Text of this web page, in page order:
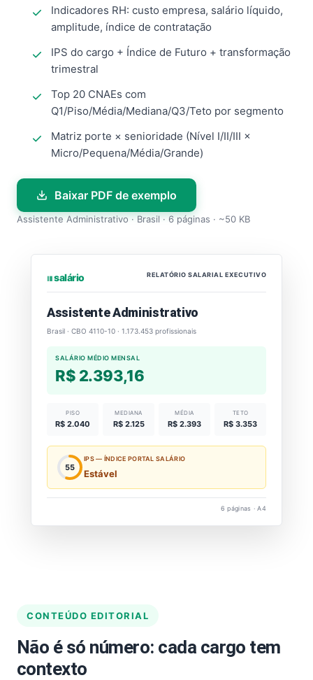
Indicadores RH: custo empresa, salário líquido,
amplitude, índice de contratação
IPS do cargo + Índice de Futuro + transformação
trimestral
Top 20 CNAEs com
Q1/Piso/Média/Mediana/Q3/Teto por segmento
Matriz porte × senioridade (Nível I/II/III ×
Micro/Pequena/Média/Grande)
Baixar PDF de exemplo
Assistente Administrativo · Brasil · 6 páginas · ~50 KB
⏐⏐⏐ salário RELATÓRIO SALARIAL EXECUTIVO
Assistente Administrativo
Brasil · CBO 4110-10 · 1.173.453 profissionais
SALÁRIO MÉDIO MENSAL
R$ 2.393,16
PISO
R$ 2.040
MEDIANA
R$ 2.125
MÉDIA
R$ 2.393
TETO
R$ 3.353
55
IPS — ÍNDICE PORTAL SALÁRIO
Estável
6 páginas · A4
CONTEÚDO EDITORIAL
Não é só número: cada cargo tem
contexto